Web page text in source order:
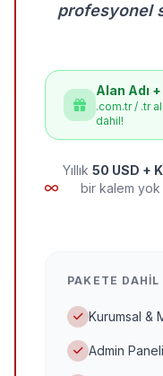
profesyonel
Alan Adı
.com.tr / .tr
dahil!
Yıllık 50 USD +
bir kalem yok
PAKETE
Kurumsal &
Admin